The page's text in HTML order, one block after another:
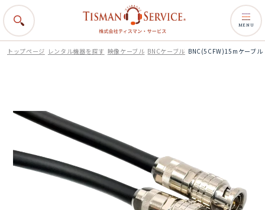
MENU
トップページ レンタル機器を探す 映像ケーブル BNCケーブル BNC(5CFW)15mケーブル